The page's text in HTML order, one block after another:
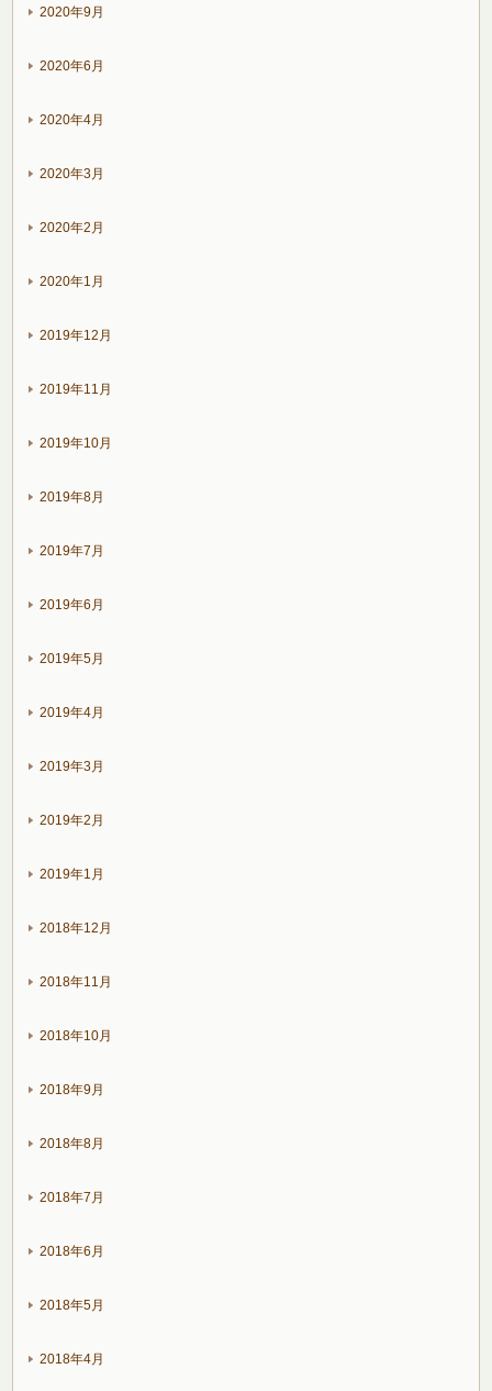
2020年9月
2020年6月
2020年4月
2020年3月
2020年2月
2020年1月
2019年12月
2019年11月
2019年10月
2019年8月
2019年7月
2019年6月
2019年5月
2019年4月
2019年3月
2019年2月
2019年1月
2018年12月
2018年11月
2018年10月
2018年9月
2018年8月
2018年7月
2018年6月
2018年5月
2018年4月